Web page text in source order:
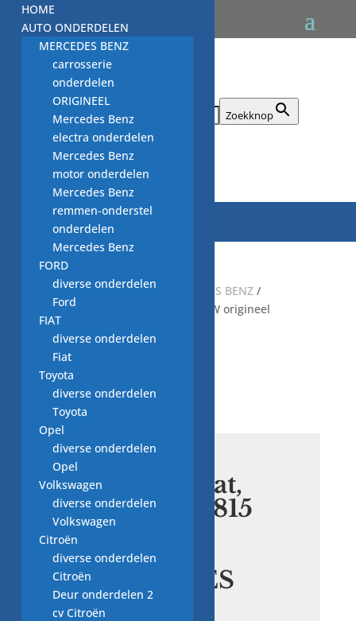
Zoek naar: Zoekknop
Start/auto onderdelen MERCEDES BENZ/
Thermostaat, A6422000815 NIEUW origineel
MERCEDES BENZ
Thermostaat,
A6422000815
NIEUW
origineel
MERCEDES
BENZ
HOME
AUTO ONDERDELEN
MERCEDES BENZ
carrosserie
onderdelen
ORIGINEEL
Mercedes Benz
electra onderdelen
Mercedes Benz
motor onderdelen
Mercedes Benz
remmen-onderstel
onderdelen
Mercedes Benz
FORD
diverse onderdelen
Ford
FIAT
diverse onderdelen
Fiat
Toyota
diverse onderdelen
Toyota
Opel
diverse onderdelen
Opel
Volkswagen
diverse onderdelen
Volkswagen
Citroën
diverse onderdelen
Citroën
Deur onderdelen 2
cv Citroën